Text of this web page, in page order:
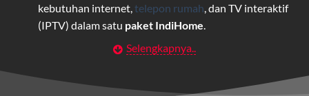
kebutuhan internet, telepon rumah , dan TV interaktif
(IPTV) dalam satu paket IndiHome
Layanan Wifi Indihome ini dirancang untuk
maupun individu yang membutuhkan konektivitas dan
Selengkapnya..